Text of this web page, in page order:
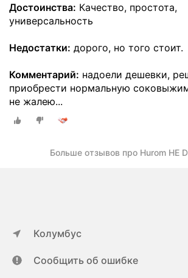
Достоинства: Качество, простота,
универсальность
Недостатки: дорого, но того стоит.
Комментарий: надоели дешевки,
приобрести нормальную
не жалею...
Больше отзывов про Hurom HE
Колумбус
Сообщить об ошибке